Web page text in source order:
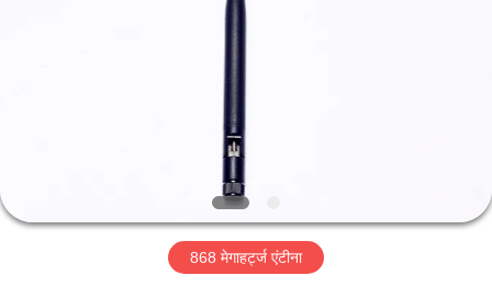
में
868 मेगाहर्ट्ज एंटीना